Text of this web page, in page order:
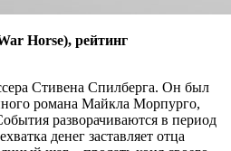
Horse), рейтинг
Стивена Спилберга. Он был
романа Майкла Морпурго,
разворачиваются в период
денег заставляет отца